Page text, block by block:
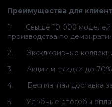
Преимущества для
1. Свыше 10 000 моделей
производства по
2. Эксклюзивные
3. Акции и скидки до 70%
4. Бесплатная доставка
5. Удобные способы